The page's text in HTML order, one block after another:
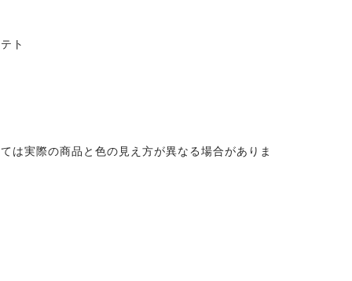
ト
は実際の商品と色の見え方が異なる場合がありま